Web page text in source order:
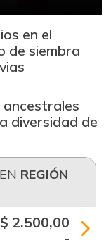
en el
de siembra
diversidad de
REGIÓN
$ 2.500,00
-